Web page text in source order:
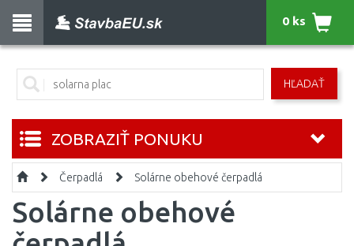
HĽADAŤ
0 ks
ZOBRAZIŤ PONUKU
Čerpadlá Solárne obehové čerpadlá
Solárne obehové